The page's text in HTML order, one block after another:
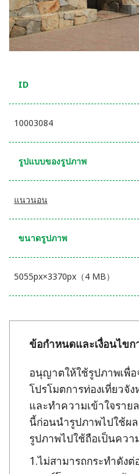
ID
10003084
รูปแบบของรูปภาพ
แนวนอน
ขนาดรูปภาพ
5055px×3370px（4 MB）
ข้อกำหนดและเงื่อนไขก
อนุญาตให้ใช้รูปภาพเพื่
โปรโมตการท่องเที่ยวจั
และทำความเข้าใจราย
นี้ก่อนนำรูปภาพไปใช้ผ
รูปภาพไปใช้ถือเป็นคว
ไม่สามารถกระทำดัง